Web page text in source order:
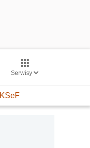
Serwisy
KSeF